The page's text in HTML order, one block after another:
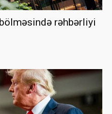
rəhbərliyi